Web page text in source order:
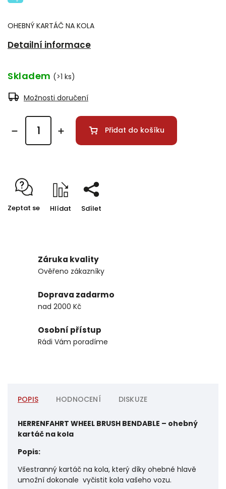
OHEBNÝ KARTÁČ NA KOLA
Detailní informace
Skladem (>1 ks)
Možnosti doručení
Přidat do košíku
Zeptat se Hlídat Sdílet
Záruka kvality
Ověřeno zákazníky
Doprava zadarmo
nad 2000 Kč
Osobní přístup
Rádi Vám poradíme
POPIS HODNOCENÍ DISKUZE
HERRENFAHRT WHEEL BRUSH BENDABLE – ohebný
kartáč na kola
Popis:
Všestranný kartáč na kola, který díky ohebné hlavě
umožní dokonale vyčistit kola vašeho vozu.